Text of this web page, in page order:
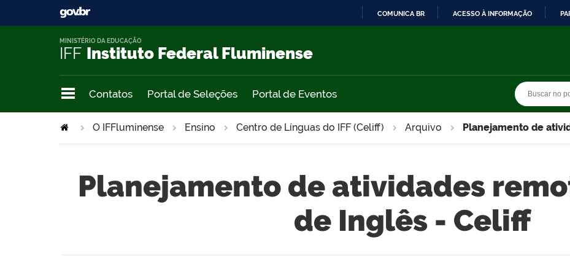
COMUNICA BR ACESSO À INFORMAÇÃO
IFF Instituto Federal Fluminense
MINISTÉRIO DA EDUCAÇÃO
Contatos Portal de Seleções Portal de Eventos
O IFFluminense Ensino Centro de Línguas do IFF (Celiff) Arquivo Planejamento de
Planejamento de atividades
de Inglês - Celiff